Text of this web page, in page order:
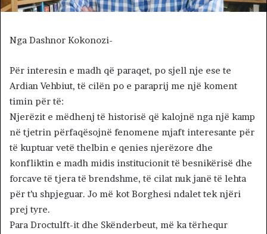
Nga Dashnor Kokonozi-
Për interesin e madh që paraqet, po sjell nje ese te
Ardian Vehbiut, të cilën po e paraprij me një koment
timin për të:
Njerëzit e mëdhenj të historisë që kalojnë nga një kamp
në tjetrin përfaqësojnë fenomene mjaft interesante për
të kuptuar vetë thelbin e qenies njerëzore dhe
konfliktin e madh midis institucionit të besnikërisë dhe
forcave të tjera të brendshme, të cilat nuk janë të lehta
për t’u shpjeguar. Jo më kot Borghesi ndalet tek njëri
prej tyre.
Para Droctulft-it dhe Skënderbeut, më ka tërhequr